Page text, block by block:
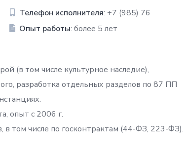
Телефон исполнителя: +7 (985) 76
Опыт работы: более 5 лет
(в том числе культурное наследие),
разработка отдельных разделов по 87 ПП
опыт с 2006 г.
том числе по госконтрактам (44-ФЗ, 223-ФЗ).